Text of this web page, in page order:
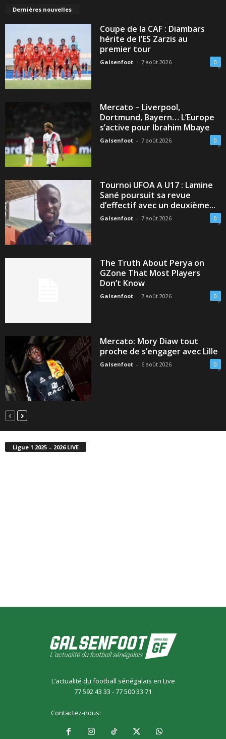
Dernières nouvelles
Coupe de la CAF : Diambars
hérite de l’ES Zarzis au
premier tour
Galsenfoot - 7 août 2026 0
Mercato – Liverpool,
Dortmund, Bayern… L’Europe
s’active pour Ibrahim Mbaye
Galsenfoot - 7 août 2026 0
Tournoi UFOA A U17 : Lamine
Sané poursuit sa revue
d’effectif avec un deuxième...
Galsenfoot - 7 août 2026 0
The Truth About Perya on
GZone That Most Players
Don’t Know
Galsenfoot - 7 août 2026 0
Mercato: Mory Diaw tout
proche de s’engager avec Lille
Galsenfoot - 6 août 2026 0
Ligue 1 2025 – 2026 LIVE
L’actualité du football sénégalais en Live
77 592 43 33 - 77 500 33 71
Contactez-nous: